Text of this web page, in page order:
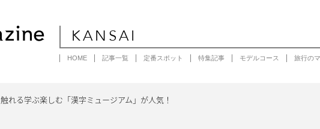
KANSAI
HOME 記事一覧 定番スポット 特集記事 モデルコース 旅行の
れる学ぶ楽しむ「漢字ミュージアム」が人気！